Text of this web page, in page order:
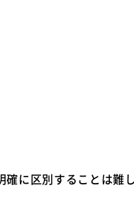
に区別することは難